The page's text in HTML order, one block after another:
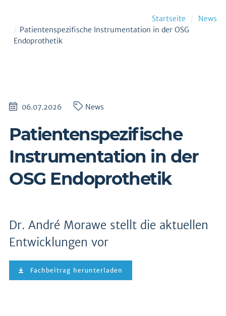
Startseite
News
Patientenspezifische Instrumentation in der OSG
Endoprothetik
06.07.2026 News
Patientenspezifische
Instrumentation in der
OSG Endoprothetik
Dr. André Morawe stellt die aktuellen
Entwicklungen vor
Fachbeitrag herunterladen